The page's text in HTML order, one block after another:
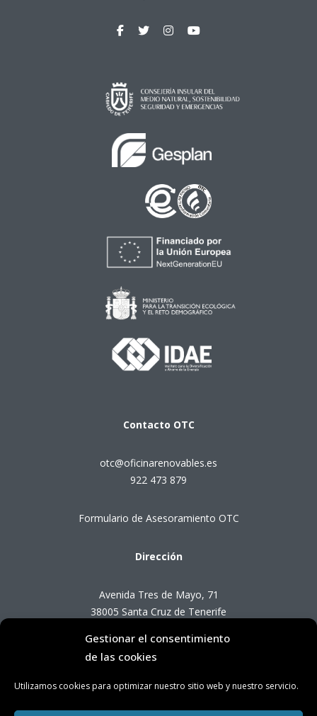
Gestionar el consentimiento
de las cookies
Utilizamos cookies para optimizar nuestro sitio web y nuestro servicio.
Contacto OTC
otc@oficinarenovables.es
922 473 879
Formulario de Asesoramiento OTC
Dirección
Avenida Tres de Mayo, 71
38005 Santa Cruz de Tenerife
Horario de Atención OTC
Lunes a viernes de 8:00 a 14:00 horas